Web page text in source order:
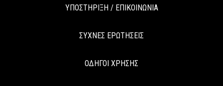
ΥΠΟΣΤΗΡΙΞΗ / ΕΠΙΚΟΙΝΩΝΙΑ
ΣΥΧΝΕΣ ΕΡΩΤΗΣΕΙΣ
ΟΔΗΓΟΙ ΧΡΗΣΗΣ